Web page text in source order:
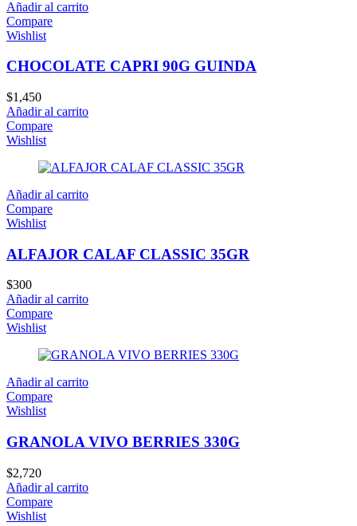
Añadir al carrito
Compare
Wishlist
CHOCOLATE CAPRI 90G GUINDA
$1,450
Añadir al carrito
Compare
Wishlist
Añadir al carrito
Compare
Wishlist
ALFAJOR CALAF CLASSIC 35GR
$300
Añadir al carrito
Compare
Wishlist
Añadir al carrito
Compare
Wishlist
GRANOLA VIVO BERRIES 330G
$2,720
Añadir al carrito
Compare
Wishlist